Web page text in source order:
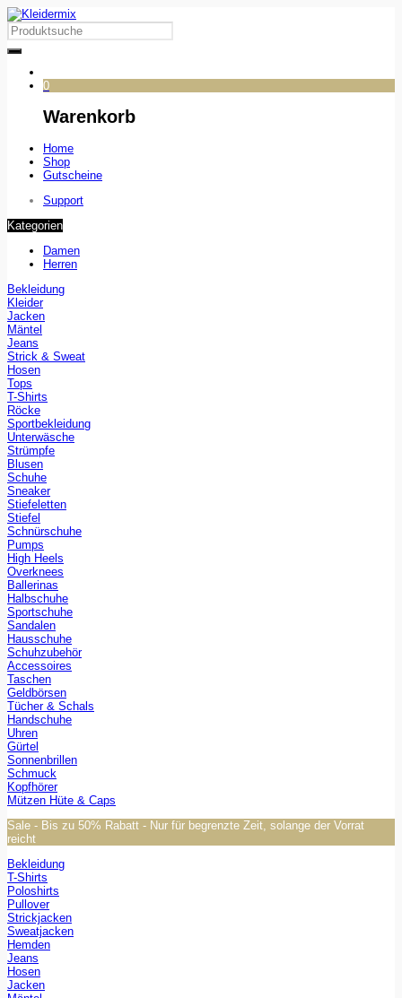
0
Warenkorb
Home
Shop
Gutscheine
Support
Kategorien
Damen
Herren
Bekleidung
Kleider
Jacken
Mäntel
Jeans
Strick & Sweat
Hosen
Tops
T-Shirts
Röcke
Sportbekleidung
Unterwäsche
Strümpfe
Blusen
Schuhe
Sneaker
Stiefeletten
Stiefel
Schnürschuhe
Pumps
High Heels
Overknees
Ballerinas
Halbschuhe
Sportschuhe
Sandalen
Hausschuhe
Schuhzubehör
Accessoires
Taschen
Geldbörsen
Tücher & Schals
Handschuhe
Uhren
Gürtel
Sonnenbrillen
Schmuck
Kopfhörer
Mützen Hüte & Caps
Sale - Bis zu 50% Rabatt - Nur für begrenzte Zeit, solange der Vorrat
reicht
Bekleidung
T-Shirts
Poloshirts
Pullover
Strickjacken
Sweatjacken
Hemden
Jeans
Hosen
Jacken